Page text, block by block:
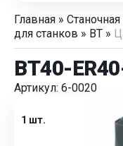
Главная » Станочная
для станков » BT »
BT40-
Артикул: 6-0020
1 шт.